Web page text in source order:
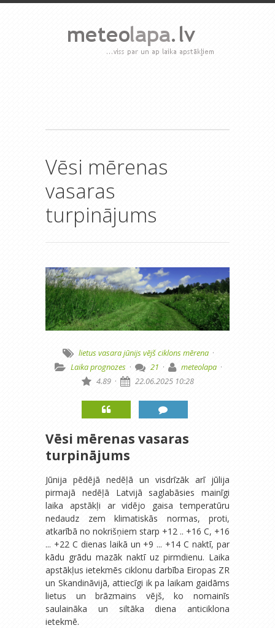
Vēsi mērenas
vasaras
turpinājums
lietus vasarajūnijs vējšciklons mērena ·
Laika prognozes · 21 · meteolapa ·
4.89 · 22.06.2025 10:28
Vēsi mērenas vasaras
turpinājums
Jūnija pēdējā nedēļā un visdrīzāk arī jūlija
pirmajā nedēļā Latvijā saglabāsies mainīgi
laika apstākļi ar vidējo gaisa temperatūru
nedaudz zem klimatiskās normas, proti,
atkarībā no nokrišņiem starp +12 .. +16 C, +16
... +22 C dienas laikā un +9 ... +14 C naktī, par
kādu grādu mazāk naktī uz pirmdienu. Laika
apstākļus ietekmēs ciklonu darbība Eiropas ZR
un Skandināvijā, attiecīgi ik pa laikam gaidāms
lietus un brāzmains vējš, ko nomainīs
saulaināka un siltāka diena anticiklona
ietekmē.